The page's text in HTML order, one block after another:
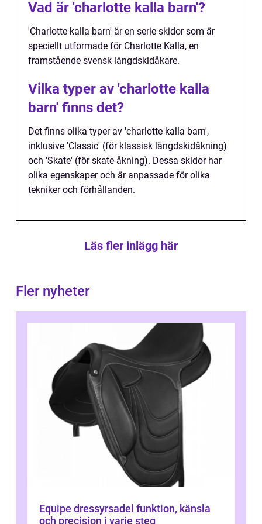
Vad är 'charlotte kalla barn'?
'Charlotte kalla barn' är en serie skidor som är
speciellt utformade för Charlotte Kalla, en
framstående svensk längdskidåkare.
Vilka typer av 'charlotte kalla
barn' finns det?
Det finns olika typer av 'charlotte kalla barn',
inklusive 'Classic' (för klassisk längdskidåkning)
och 'Skate' (för skate-åkning). Dessa skidor har
olika egenskaper och är anpassade för olika
tekniker och förhållanden.
Läs fler inlägg här
Fler nyheter
Equipe dressyrsadel funktion, känsla
och precision i varje steg